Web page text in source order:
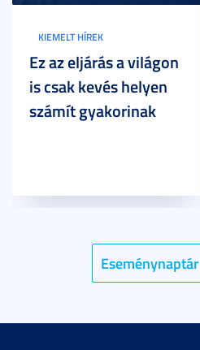
Eseménynaptár
KIEMELT HÍREK
Ez az eljárás a világon
is csak kevés helyen
számít gyakorinak